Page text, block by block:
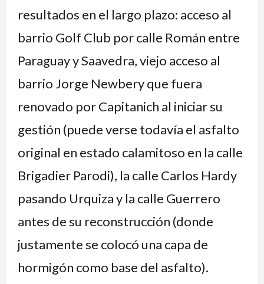
resultados en el largo plazo: acceso al
barrio Golf Club por calle Román entre
Paraguay y Saavedra, viejo acceso al
barrio Jorge Newbery que fuera
renovado por Capitanich al iniciar su
gestión (puede verse todavía el asfalto
original en estado calamitoso en la calle
Brigadier Parodi), la calle Carlos Hardy
pasando Urquiza y la calle Guerrero
antes de su reconstrucción (donde
justamente se colocó una capa de
hormigón como base del asfalto).